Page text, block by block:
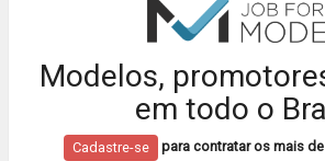
Modelos,
em todo o
Cadastre-se
para contratar os mais